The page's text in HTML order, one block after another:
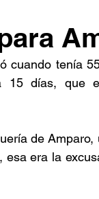
cuando tenía
días, que
de
era la